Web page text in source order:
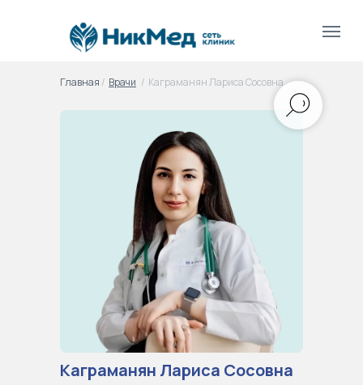
Главная Каграманян Лариса Сосовна
Врачи
/ /
Каграманян Лариса Сосовна